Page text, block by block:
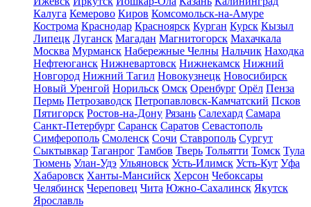
Калуга Кемерово Киров Комсомольск-на-Амуре
Кострома Краснодар Красноярск Курган Курск Кызыл
Липецк Луганск Магадан Магнитогорск Махачкала
Москва Мурманск Набережные Челны Нальчик Находка
Нефтеюганск Нижневартовск Нижнекамск Нижний
Новгород Нижний Тагил Новокузнецк Новосибирск
Новый Уренгой Норильск Омск Оренбург Орёл Пенза
Пермь Петрозаводск Петропавловск-Камчатский Псков
Пятигорск Ростов-на-Дону Рязань Салехард Самара
Санкт-Петербург Саранск Саратов Севастополь
Симферополь Смоленск Сочи Ставрополь Сургут
Сыктывкар Таганрог Тамбов Тверь Тольятти Томск Тула
Тюмень Улан-Удэ Ульяновск Усть-Илимск Усть-Кут Уфа
Хабаровск Ханты-Мансийск Херсон Чебоксары
Челябинск Череповец Чита Южно-Сахалинск Якутск
Ярославль